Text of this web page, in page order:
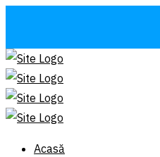
Acasă